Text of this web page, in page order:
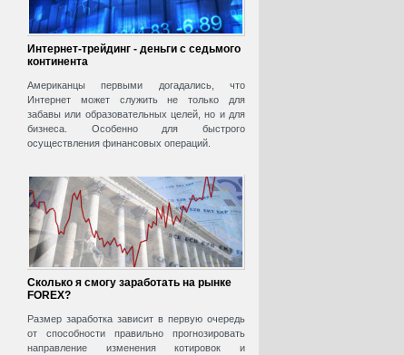
Интернет-трейдинг - деньги с седьмого
континента
Американцы первыми догадались, что
Интернет может служить не только для
забавы или образовательных целей, но и для
бизнеса. Особенно для быстрого
осуществления финансовых операций.
Сколько я смогу заработать на рынке
FOREX?
Размер заработка зависит в первую очередь
от способности правильно прогнозировать
направление изменения котировок и